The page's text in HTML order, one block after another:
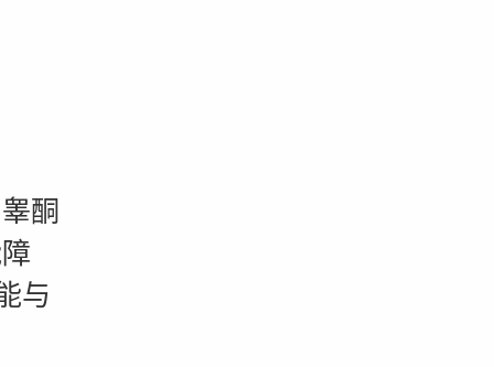
酮
与